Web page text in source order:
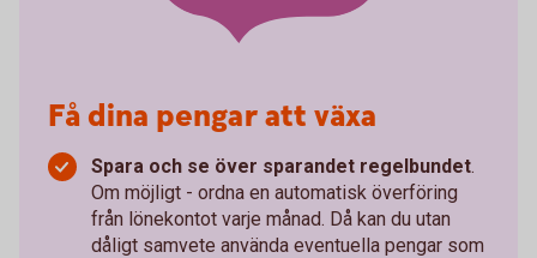
Få dina pengar att växa
Spara och se över sparandet regelbundet.
Om möjligt - ordna en automatisk överföring
från lönekontot varje månad. Då kan du utan
dåligt samvete använda eventuella pengar som